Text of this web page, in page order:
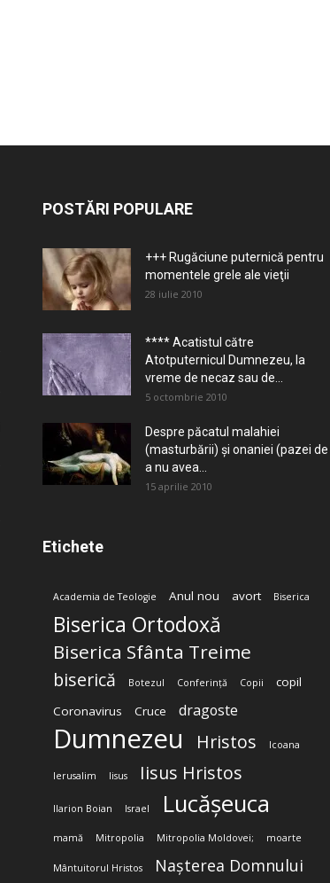
POSTĂRI POPULARE
+++ Rugăciune puternică pentru
momentele grele ale vieţii
28 iulie 2010
**** Acatistul către
Atotputernicul Dumnezeu, la
vreme de necaz sau de...
5 octombrie 2010
Despre păcatul malahiei
(masturbării) şi onaniei (pazei de
a nu avea...
15 aprilie 2010
Etichete
Academia de Teologie Anul nou avort Biserica
Biserica Ortodoxă
Biserica Sfânta Treime
biserică Botezul Conferință Copii
copil
Coronavirus
Cruce dragoste
Dumnezeu Hristos Icoana
Ierusalim Iisus Iisus Hristos
Ilarion Boian Israel Lucășeuca
mamă Mitropolia Mitropolia Moldovei; moarte
Mântuitorul Hristos Nașterea Domnului